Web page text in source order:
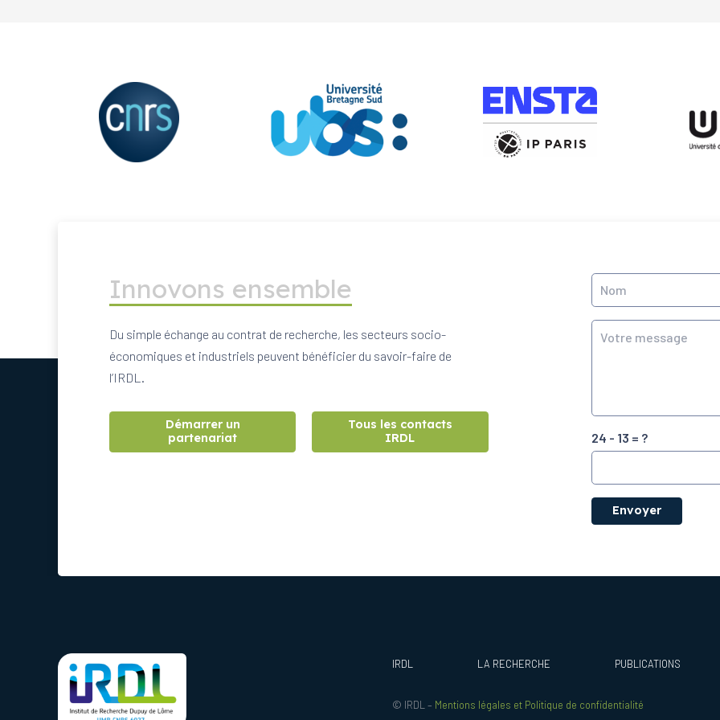
Innovons ensemble
Du simple échange au contrat de recherche, les secteurs socio-
économiques et industriels peuvent bénéficier du savoir-faire de
l’IRDL.
Démarrer un
partenariat
Tous les contacts
IRDL
24 - 13 = ?
Envoyer
IRDL LA RECHERCHE PUBLICATIONS
© IRDL – Mentions légales et Politique de confidentialité